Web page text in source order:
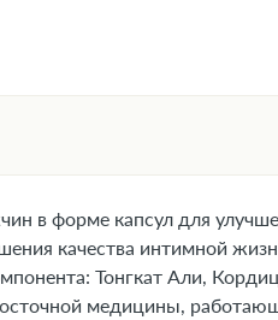
в Атырау
в форме капсул для
качества интимной
Тонгкат Али,
медицины,